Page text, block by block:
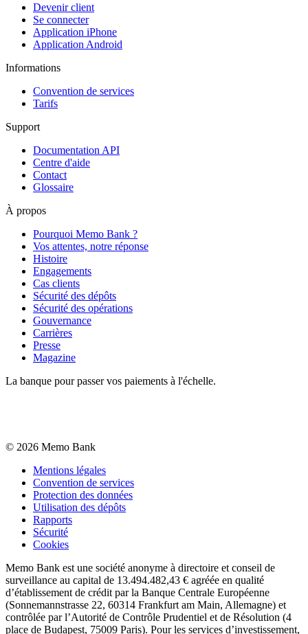
Devenir client
Se connecter
Application iPhone
Application Android
Informations
Convention de services
Tarifs
Support
Documentation API
Centre d'aide
Contact
Glossaire
À propos
Pourquoi Memo Bank ?
Vos attentes, notre réponse
Histoire
Engagements
Cas clients
Sécurité des dépôts
Sécurité des opérations
Gouvernance
Carrières
Presse
Magazine
La banque pour passer vos paiements à l'échelle.
© 2026 Memo Bank
Mentions légales
Convention de services
Protection des données
Utilisation des dépôts
Rapports
Sécurité
Cookies
Memo Bank est une société anonyme à directoire et conseil de
surveillance au capital de 13.494.482,43 € agréée en qualité
d’établissement de crédit par la Banque Centrale Européenne
(Sonnemannstrasse 22, 60314 Frankfurt am Main, Allemagne) et
contrôlée par l’Autorité de Contrôle Prudentiel et de Résolution (4
place de Budapest, 75009 Paris). Pour les services d’investissement,